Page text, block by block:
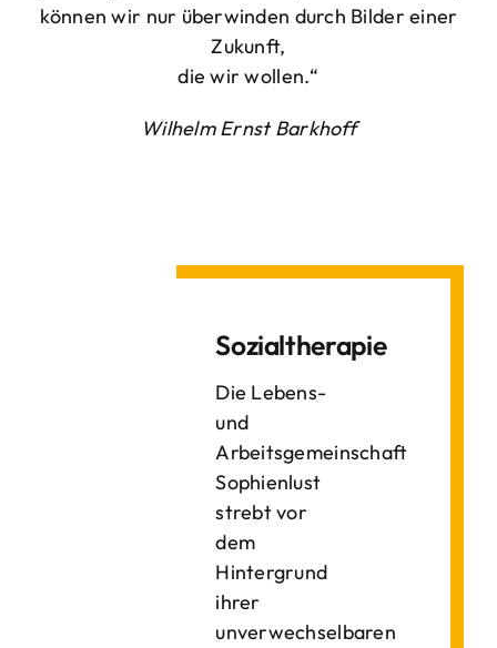
können wir nur überwinden durch Bilder einer
Zukunft,
die wir wollen.“
Wilhelm Ernst Barkhoff
Sozialtherapie
Die Lebens-
und
Arbeitsgemeinschaft
Sophienlust
strebt vor
dem
Hintergrund
ihrer
unverwechselbaren